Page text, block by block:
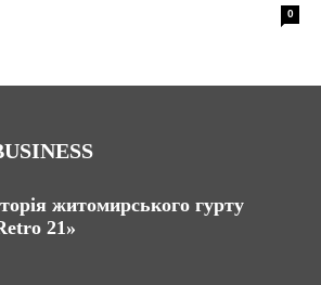
0
житомирського гурту
21»